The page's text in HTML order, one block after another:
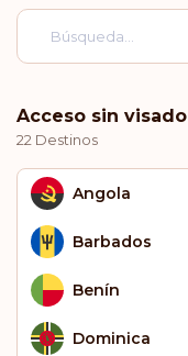
Acceso sin visado
22 Destinos
Angola
Barbados
Benín
Dominica